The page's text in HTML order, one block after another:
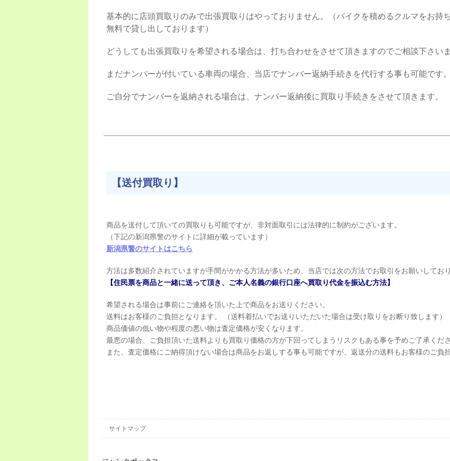
基本的に店頭買取りのみで出張買取りはやっておりません。（バイクを積めるクルマをお持
無料で貸し出しております）
どうしても出張買取りを希望される場合は、打ち合わせをさせて頂きますのでご相談下さいま
まだナンバーが付いている車両の場合、当店でナンバー返納手続きを代行する事も可能です。
ご自分でナンバーを返納される場合は、ナンバー返納後に買取り手続きをさせて頂きます。
【送付買取り】
商品を送付して頂いての買取りも可能ですが、非対面取引には法律的に制約がございます。
（下記の新潟県警のサイトに詳細が載っています）
新潟県警のサイトはこちら
方法は多数紹介されていますが手間がかかる方法が多いため、当店では次の方法でお取引をお願いしており
【住民票を商品と一緒に送って頂き、ご本人名義の銀行口座へ買取り代金を振込む方法】
希望される場合は事前にご連絡を頂いた上で商品をお送りください。
送料はお客様のご負担となります。 （送料着払いでお送りいただいた場合は受け取りをお断り致します）
商品価値の低い物や程度の悪い物は査定価格が安くなります。
最悪の場合、ご負担頂いた送料よりも買取り価格の方が下回ってしまうリスクもある事を予めご了承くださ
また、査定価格にご納得頂けない場合は商品をお返しする事も可能ですが、返送分の送料もお客様のご負
サイトマップ